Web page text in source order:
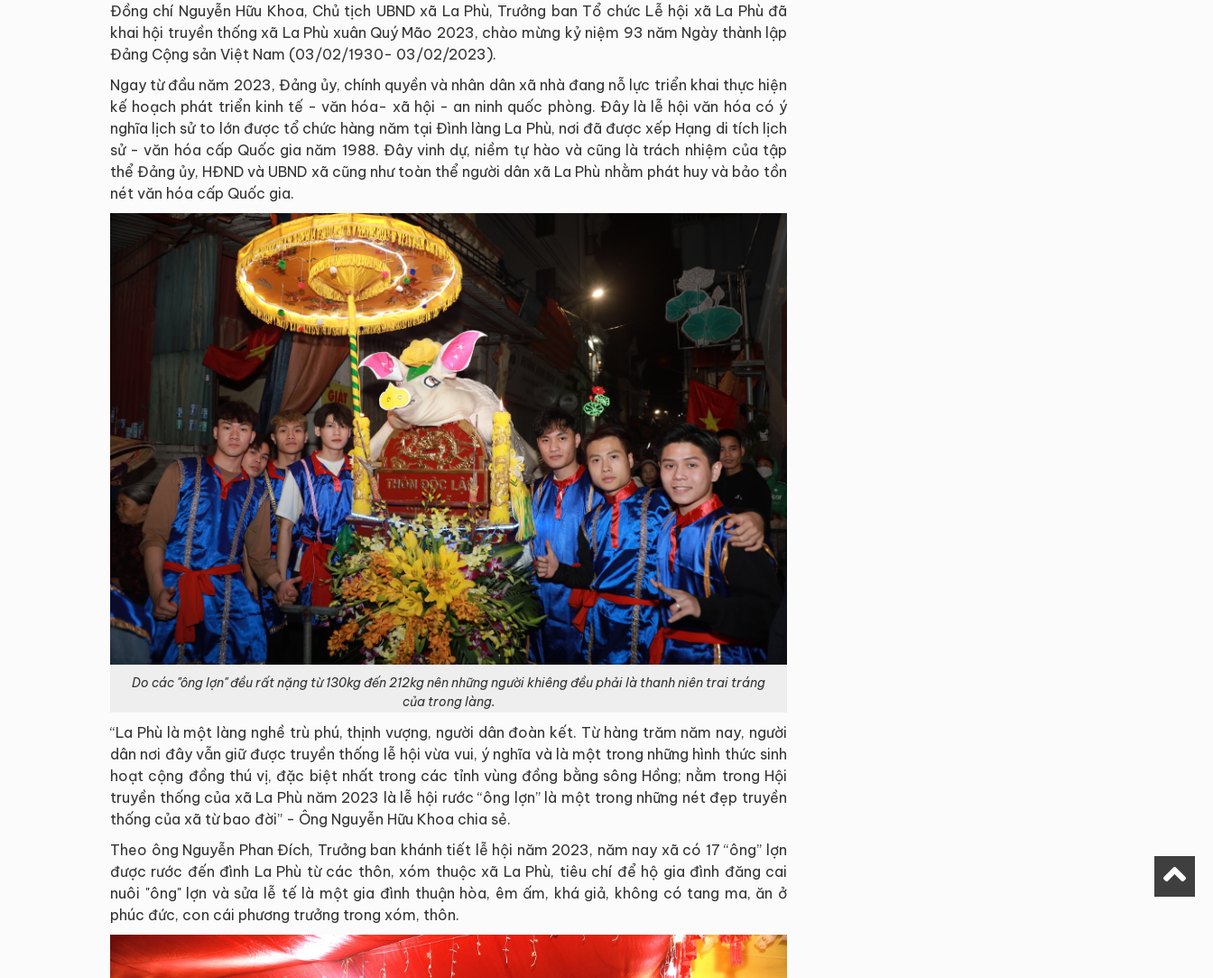
Đồng chí Nguyễn Hữu Khoa, Chủ tịch UBND xã La Phù, Trưởng ban Tổ chức Lễ hội xã La Phù đã
khai hội truyền thống xã La Phù xuân Quý Mão 2023, chào mừng kỷ niệm 93 năm Ngày thành lập
Đảng Cộng sản Việt Nam (03/02/1930- 03/02/2023).
Ngay từ đầu năm 2023, Đảng ủy, chính quyền và nhân dân xã nhà đang nỗ lực triển khai thực hiện
kế hoạch phát triển kinh tế - văn hóa- xã hội - an ninh quốc phòng. Đây là lễ hội văn hóa có ý
nghĩa lịch sử to lớn được tổ chức hàng năm tại Đình làng La Phù, nơi đã được xếp Hạng di tích lịch
sử - văn hóa cấp Quốc gia năm 1988. Đây vinh dự, niềm tự hào và cũng là trách nhiệm của tập
thể Đảng ủy, HĐND và UBND xã cũng như toàn thể người dân xã La Phù nhằm phát huy và bảo tồn
nét văn hóa cấp Quốc gia.
Do các "ông lợn" đều rất nặng từ 130kg đến 212kg nên những người khiêng đều phải là thanh niên trai tráng
của trong làng.
“La Phù là một làng nghề trù phú, thịnh vượng, người dân đoàn kết. Từ hàng trăm năm nay, người
dân nơi đây vẫn giữ được truyền thống lễ hội vừa vui, ý nghĩa và là một trong những hình thức sinh
hoạt cộng đồng thú vị, đặc biệt nhất trong các tỉnh vùng đồng bằng sông Hồng; nằm trong Hội
truyền thống của xã La Phù năm 2023 là lễ hội rước “ông lợn” là một trong những nét đẹp truyền
thống của xã từ bao đời” - Ông Nguyễn Hữu Khoa chia sẻ.
Theo ông Nguyễn Phan Đích, Trưởng ban khánh tiết lễ hội năm 2023, năm nay xã có 17 “ông” lợn
được rước đến đình La Phù từ các thôn, xóm thuộc xã La Phù, tiêu chí để hộ gia đình đăng cai
nuôi "ông" lợn và sửa lễ tế là một gia đình thuận hòa, êm ấm, khá giả, không có tang ma, ăn ở
phúc đức, con cái phương trưởng trong xóm, thôn.